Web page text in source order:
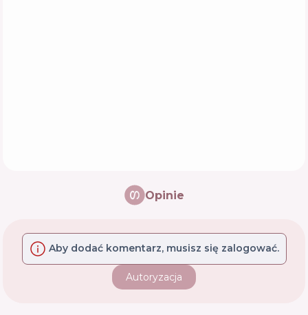
Opinie
Aby dodać komentarz, musisz się zalogować.
Autoryzacja